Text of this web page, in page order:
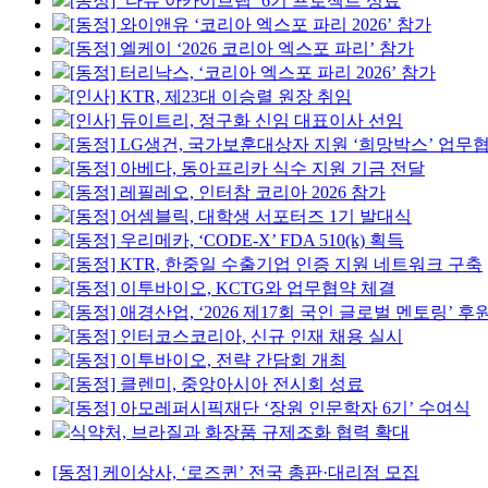
[동정] 와이앤유 ‘코리아 엑스포 파리 2026’ 참가
[동정] 엘케이 ‘2026 코리아 엑스포 파리’ 참가
[동정] 터리낙스, ‘코리아 엑스포 파리 2026’ 참가
[인사] KTR, 제23대 이승렬 원장 취임
[인사] 듀이트리, 정구화 신임 대표이사 선임
[동정] LG생건, 국가보훈대상자 지원 ‘희망박스’ 업무
[동정] 아베다, 동아프리카 식수 지원 기금 전달
[동정] 레필레오, 인터참 코리아 2026 참가
[동정] 어셈블릭, 대학생 서포터즈 1기 발대식
[동정] 우리메카, ‘CODE-X’ FDA 510(k) 획득
[동정] KTR, 한중일 수출기업 인증 지원 네트워크 구축
[동정] 이투바이오, KCTG와 업무협약 체결
[동정] 애경산업, ‘2026 제17회 국인 글로벌 멘토링’ 후
[동정] 인터코스코리아, 신규 인재 채용 실시
[동정] 이투바이오, 전략 간담회 개최
[동정] 클렌미, 중앙아시아 전시회 성료
[동정] 아모레퍼시픽재단 ‘장원 인문학자 6기’ 수여식
식약처, 브라질과 화장품 규제조화 협력 확대
[동정] 케이상사, ‘로즈퀸’ 전국 총판·대리점 모집